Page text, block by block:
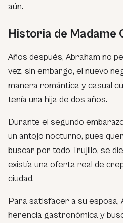
aún.
Historia de Madame
Años después, Abraham no
vez, sin embargo, el nuevo
manera romántica y casual
tenía una hija de dos años.
Durante el segundo
un antojo nocturno, pues
buscar por todo Trujillo, se
existía una oferta real de
ciudad.
Para satisfacer a su esposa,
herencia gastronómica y